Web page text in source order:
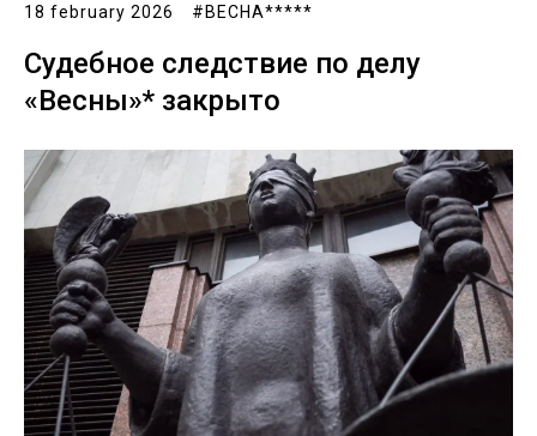
18 february 2026 #ВЕСНА*****
Судебное следствие по делу
«Весны»* закрыто